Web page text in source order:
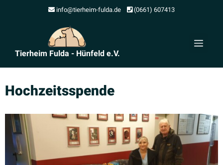
info@tierheim-fulda.de (0661) 607413
Tierheim Fulda - Hünfeld e.V.
Hochzeits­spende